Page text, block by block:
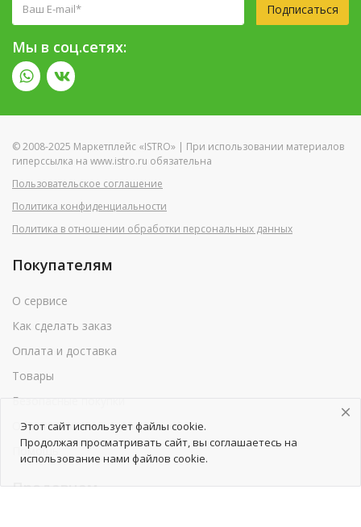
Подписаться
Мы в соц.сетях:
© 2008-2025 Маркетплейс «ISTRO» | При использовании материалов
гиперссылка на www.istro.ru обязательна
Пользовательское соглашение
Политика конфиденциальности
Политика в отношении обработки персональных данных
Покупателям
О сервисе
Как сделать заказ
Оплата и доставка
Товары
Безопасные покупки
Обратная связь
Помощь
Продавцам
Этот сайт использует файлы cookie.
Продолжая просматривать сайт, вы соглашаетесь на
использование нами файлов cookie.